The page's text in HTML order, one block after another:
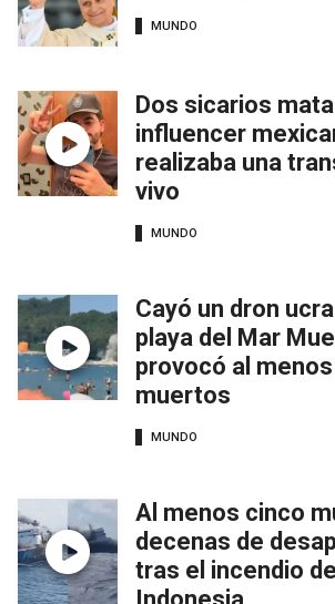
MUNDO
Dos sicarios
influencer
realizaba una
vivo
MUNDO
Cayó un dron
playa del Mar
provocó al
muertos
MUNDO
Al menos cinco
decenas de
tras el incendio